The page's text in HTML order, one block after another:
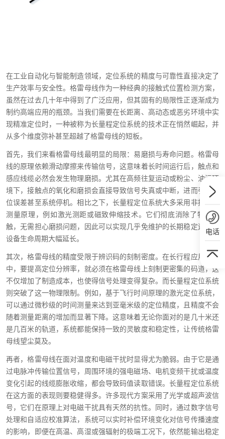
在工业自动化与智能制造领域，定位系统的精度与可靠性直接决定了
生产效率与安全性。格雷母线作为一种经典的接触式位置检测方案，
虽然在过去几十年中得到了广泛应用，但其固有的局限性正逐渐成为
制约高端应用的瓶颈。当我们需要在长距离、高动态或恶劣环境中实
现精准定位时，一种被称为长量程定位系统的技术正在悄然崛起，并
从多个维度弥补甚至超越了格雷母线的短板。
首先，我们来看格雷母线最明显的局限：易磨损与寿命问题。格雷母
线的原理依赖滑动摩擦来传输信号，这意味着长时间运行后，触点和
感应线缆必然会发生物理磨损。尤其在高频往复运动或粉尘、油污环
境下，接触点的氧化和磨损会直接导致信号失真或中断，进而引发定
位误差甚至系统停机。相比之下，长量程定位系统大多采用非接触式
测量原理，例如激光测距或磁致伸缩技术。它们彻底消除了物理接
触，无需担心磨损问题，因此可以实现几乎免维护的长期稳定运行，
设备生命周期大幅延长。
其次，格雷母线的精度受限于辨识码的刻制密度。在长行程应用场景
中，要提高定位分辨率，就必须在格雷母线上刻制更密集的码道，这
不仅增加了制造成本，也使得信号处理变得复杂。而长量程定位系统
则突破了这一物理限制。例如，基于飞行时间原理的激光定位系统，
可以通过微秒级的时间测量来达到亚毫米级的定位精度，且精度不会
随着测量距离的增加而显著下降。这意味着无论你面对的是几十米还
是几百米的轨道，系统都能保持一致的灵敏度和稳定性，让传统格雷
母线望尘莫及。
再者，格雷母线在面对温度和电磁干扰时显得尤为脆弱。由于它是通
过电脉冲传输位置信号，周围环境的强电磁场、电机变频干扰或温度
变化引起的线缆膨胀收缩，都会导致码值读取错误。长量程定位系统
在这方面的表现则要稳健得多。许多现代方案采用了光学或超声波信
号，它们在原理上对电磁干扰具有天然的抗性。同时，通过数字信号
处理和自适应校准算法，系统可以实时补偿环境变化对信号传播速度
的影响，即便在高温、高湿或强辐射的极端工况下，依然能输出稳定
电话